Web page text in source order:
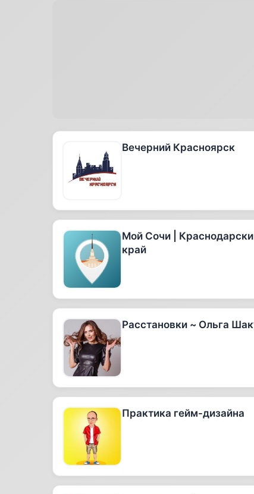
Вечерний Красноярск
Мой Сочи |
край
Расстановки ~ Ольга
Практика гейм-дизайна